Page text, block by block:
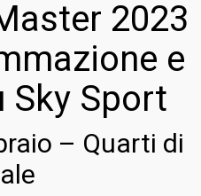
2023
e
Sky Sport
– Quarti di